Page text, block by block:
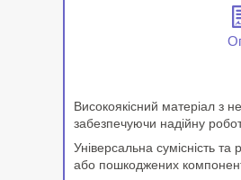
Високоякісний матеріал з
забезпечуючи надійну
Універсальна сумісність
або пошкоджених